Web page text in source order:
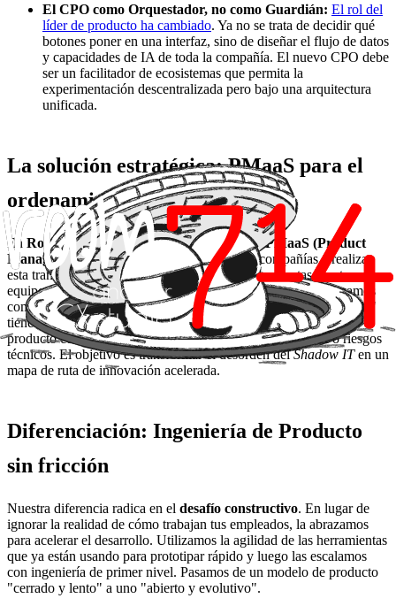
El CPO como Orquestador, no como Guardián: El rol del
líder de producto ha cambiado. Ya no se trata de decidir qué
botones poner en una interfaz, sino de diseñar el flujo de datos
y capacidades de IA de toda la compañía. El nuevo CPO debe
ser un facilitador de ecosistemas que permita la
experimentación descentralizada pero bajo una arquitectura
unificada.
La solución estratégica: PMaaS para el
ordenamiento del caos
En Room 714, a través de nuestro servicio dePMaaS (Product
Management as a Service)
, ayudamos a las compañías a realizar
esta transición. No venimos a eliminar las herramientas que tus
equipos ya aman, sino a darles un propósito estratégico. Actuamos
como un CPO interino que identifica qué soluciones de "guerrilla"
tienen potencial para convertirse en funcionalidades nativas del
producto core y cuáles deben descartarse por falta de ROI o riesgos
técnicos. El objetivo es transformar el desorden delShadow ITen un
mapa de ruta de innovación acelerada.
Diferenciación: Ingeniería de Producto
sin fricción
Nuestra diferencia radica en el desafío constructivo. En lugar de
ignorar la realidad de cómo trabajan tus empleados, la abrazamos
para acelerar el desarrollo. Utilizamos la agilidad de las herramientas
que ya están usando para prototipar rápido y luego las escalamos
con ingeniería de primer nivel. Pasamos de un modelo de producto
"cerrado y lento" a uno "abierto y evolutivo".